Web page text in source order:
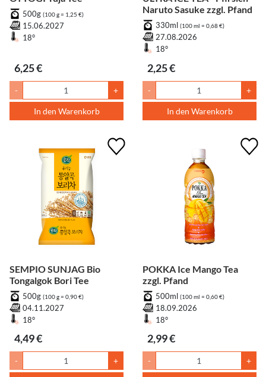
500g (100 g = 1,25 €)
15.06.2027
18°
6,25 €
- +
In den Warenkorb
Naruto Sasuke zzgl. Pfand
330ml (100 ml = 0,68 €)
27.08.2026
18°
2,25 €
- +
In den Warenkorb
SEMPIO SUNJAG Bio
Tongalgok Bori Tee
500g (100 g = 0,90 €)
04.11.2027
18°
4,49 €
- +
POKKA Ice Mango Tea
zzgl. Pfand
500ml (100 ml = 0,60 €)
18.09.2026
18°
2,99 €
- +